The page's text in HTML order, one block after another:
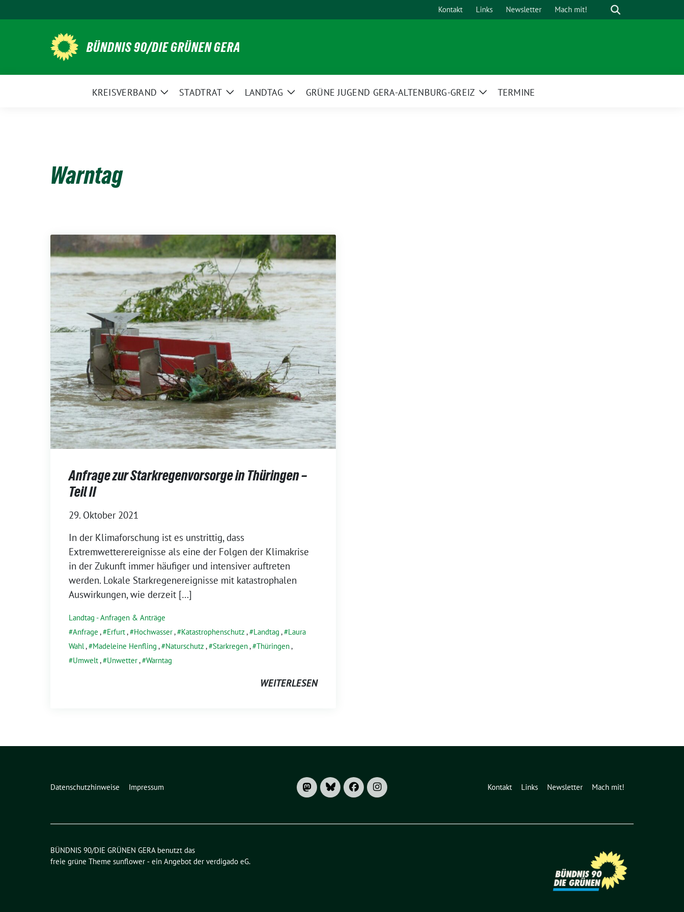
zum
Kontakt Links Newsletter Mach mit! Suche
BÜNDNIS 90/DIE GRÜNEN GERA
KREISVERBAND
ZeigeSTADTRAT
ZeigeLANDTAG
ZeigeGRÜNE JUGEND GERA-ALTENBURG-GREIZ
ZeigeTERMINE
Warntag
Anfrage zur Starkregenvorsorge in Thüringen –
Teil II
29. Oktober 2021
In der Klimaforschung ist es unstrittig, dass
Extremwetterereignisse als eine der Folgen der Klimakrise
in der Zukunft immer häufiger und intensiver auftreten
werden. Lokale Starkregenereignisse mit katastrophalen
Auswirkungen, wie derzeit […]
Landtag - Anfragen & Anträge
Anfrage , Erfurt, Hochwasser, Katastrophenschutz , Landtag ,
Laura
Wahl , Madeleine Henfling , Naturschutz , Starkregen, Thüringen,
Umwelt, Unwetter, Warntag
WEITERLESEN
Datenschutzhinweise Impressum Kontakt Links Newsletter Mach mit!
BÜNDNIS 90/DIE GRÜNEN GERA benutzt das
freie grüne Theme sunflower ‐ ein Angebot der verdigado eG.